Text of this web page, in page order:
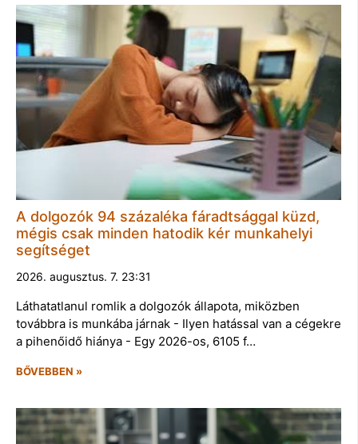
A dolgozók 94 százaléka fáradtsággal küzd,
mégis csak minden hatodik kér munkahelyi
segítséget
2026. augusztus. 7. 23:31
Láthatatlanul romlik a dolgozók állapota, miközben
továbbra is munkába járnak - Ilyen hatással van a cégekre
a pihenőidő hiánya - Egy 2026-os, 6105 f…
BŐVEBBEN »